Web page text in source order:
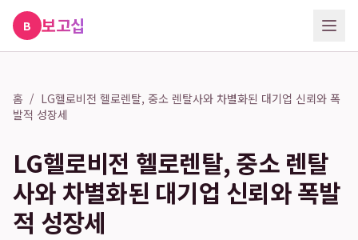
B 보고십
홈 / LG헬로비전 헬로렌탈, 중소 렌탈사와 차별화된 대기업 신뢰와 폭
발적 성장세
LG헬로비전 헬로렌탈, 중소 렌탈
사와 차별화된 대기업 신뢰와 폭발
적 성장세